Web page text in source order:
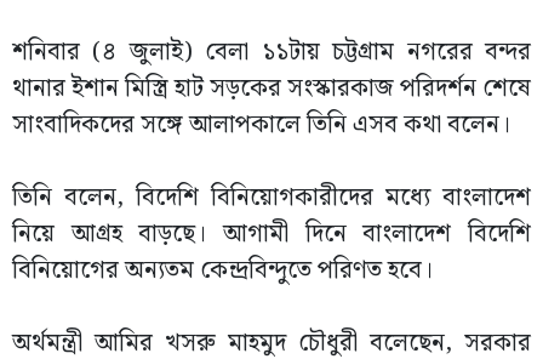
শনিবার (৪ জুলাই) বেলা ১১টায় চট্টগ্রাম নগরের বন্দর
থানার ইশান মিস্ত্রি হাট সড়কের সংস্কারকাজ পরিদর্শন শেষে
সাংবাদিকদের সঙ্গে আলাপকালে তিনি এসব কথা বলেন।
তিনি বলেন, বিদেশি বিনিয়োগকারীদের মধ্যে বাংলাদেশ
নিয়ে আগ্রহ বাড়ছে। আগামী দিনে বাংলাদেশ বিদেশি
বিনিয়োগের অন্যতম কেন্দ্রবিন্দুতে পরিণত হবে।
অর্থমন্ত্রী আমির খসরু মাহমুদ চৌধুরী বলেছেন, সরকার